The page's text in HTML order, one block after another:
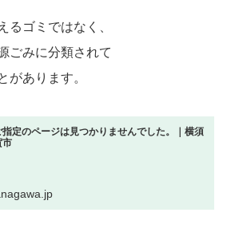
るゴミではなく、
ごみに分類されて
があります。
指定のページは見つかりませんでした。｜横須
市